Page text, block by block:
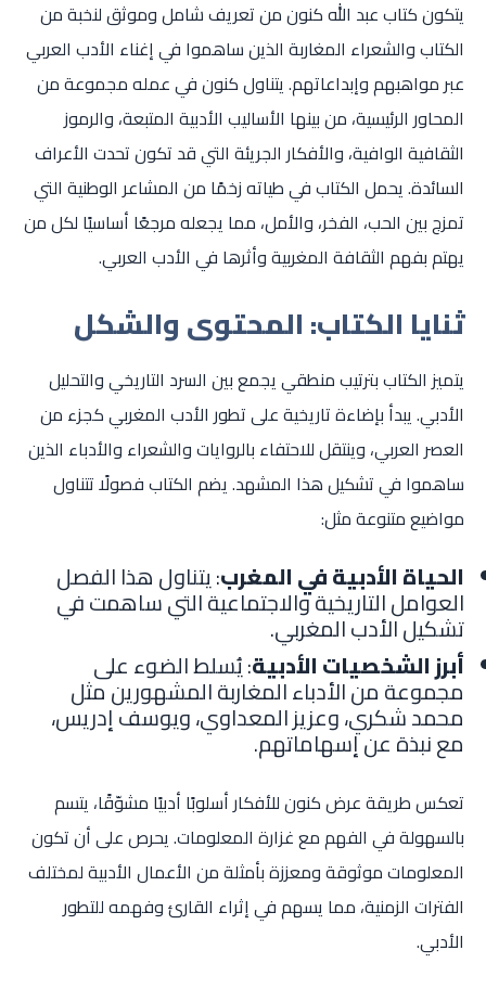
يتكون كتاب عبد الله كنون من تعريف شامل وموثق لنخبة من
الكتاب والشعراء المغاربة الذين ساهموا في إغناء الأدب العربي
عبر مواهبهم وإبداعاتهم. يتناول كنون في عمله مجموعة من
المحاور الرئيسية، من بينها الأساليب الأدبية المتبعة، والرموز
الثقافية الوافية، والأفكار الجريئة التي قد تكون تحدت الأعراف
السائدة. يحمل الكتاب في طياته زخمًا من المشاعر الوطنية التي
تمزج بين الحب، الفخر، والأمل، مما يجعله مرجعًا أساسيًا لكل من
يهتم بفهم الثقافة المغربية وأثرها في الأدب العربي.
ثنايا الكتاب: المحتوى والشكل
يتميز الكتاب بترتيب منطقي يجمع بين السرد التاريخي والتحليل
الأدبي. يبدأ بإضاءة تاريخية على تطور الأدب المغربي كجزء من
العصر العربي، وينتقل للاحتفاء بالروايات والشعراء والأدباء الذين
ساهموا في تشكيل هذا المشهد. يضم الكتاب فصولًا تتناول
مواضيع متنوعة مثل:
الحياة الأدبية في المغرب: يتناول هذا الفصل
العوامل التاريخية والاجتماعية التي ساهمت في
تشكيل الأدب المغربي.
أبرز الشخصيات الأدبية: يُسلط الضوء على
مجموعة من الأدباء المغاربة المشهورين مثل
محمد شكري، وعزيز المعداوي، ويوسف إدريس،
مع نبذة عن إسهاماتهم.
تعكس طريقة عرض كنون للأفكار أسلوبًا أدبيًا مشوّقًا، يتسم
بالسهولة في الفهم مع غزارة المعلومات. يحرص على أن تكون
المعلومات موثوقة ومعززة بأمثلة من الأعمال الأدبية لمختلف
الفترات الزمنية، مما يسهم في إثراء القارئ وفهمه للتطور
الأدبي.